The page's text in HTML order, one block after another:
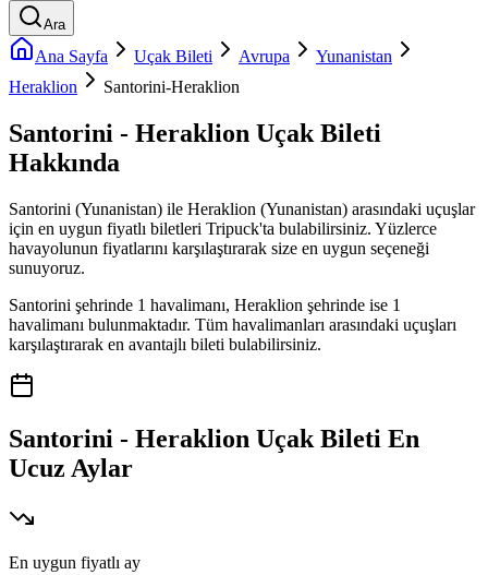
Ara
Ana Sayfa Uçak Bileti Avrupa
Yunanistan
Heraklion
Santorini-Heraklion
Santorini - Heraklion Uçak Bileti
Hakkında
Santorini (Yunanistan) ile Heraklion (Yunanistan) arasındaki uçuşlar
için en uygun fiyatlı biletleri Tripuck'ta bulabilirsiniz. Yüzlerce
havayolunun fiyatlarını karşılaştırarak size en uygun seçeneği
sunuyoruz.
Santorini şehrinde 1 havalimanı, Heraklion şehrinde ise 1
havalimanı bulunmaktadır. Tüm havalimanları arasındaki uçuşları
karşılaştırarak en avantajlı bileti bulabilirsiniz.
Santorini - Heraklion Uçak Bileti En
Ucuz Aylar
En uygun fiyatlı ay